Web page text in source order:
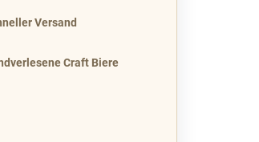
Versand
Craft Biere